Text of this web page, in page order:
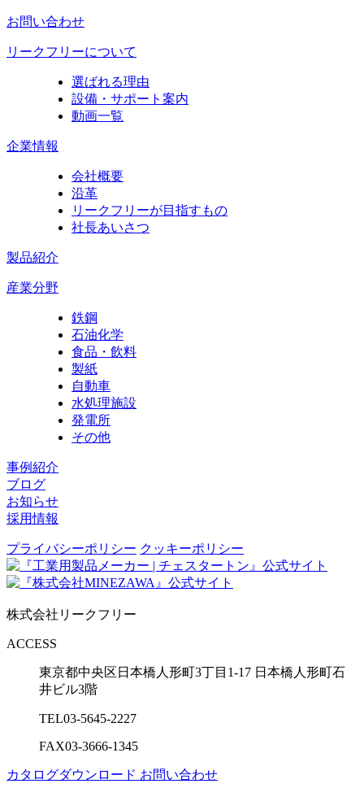
お問い合わせ
リークフリーについて
選ばれる理由
設備・サポート案内
動画一覧
企業情報
会社概要
沿革
リークフリーが目指すもの
社長あいさつ
製品紹介
産業分野
鉄鋼
石油化学
食品・飲料
製紙
自動車
水処理施設
発電所
その他
事例紹介
ブログ
お知らせ
採用情報
プライバシーポリシー クッキーポリシー
株式会社リークフリー
ACCESS
東京都中央区日本橋人形町3丁目1-17 日本橋人形町石
井ビル3階
TEL03-5645-2227
FAX03-3666-1345
カタログダウンロード お問い合わせ